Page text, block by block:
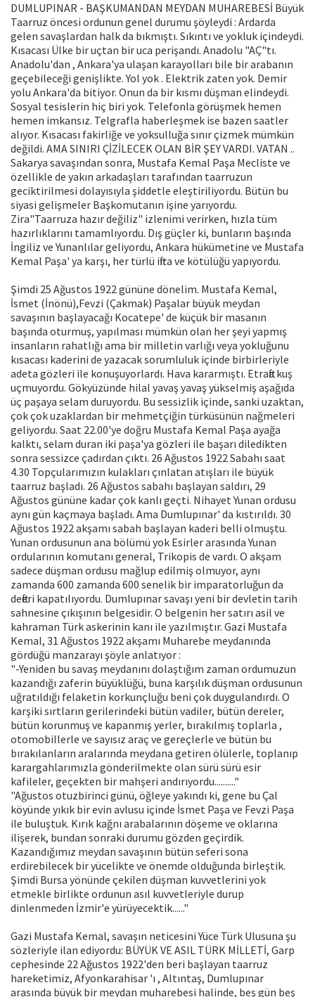
DUMLUPINAR - BAŞKUMANDAN MEYDAN MUHAREBESİ Büyük
Taarruz öncesi ordunun genel durumu şöyleydi : Ardarda
gelen savaşlardan halk da bıkmıştı. Sıkıntı ve yokluk içindeydi.
Kısacası Ülke bir uçtan bir uca perişandı. Anadolu "AÇ"tı.
Anadolu'dan , Ankara'ya ulaşan karayolları bile bir arabanın
geçebileceği genişlikte. Yol yok . Elektrik zaten yok. Demir
yolu Ankara'da bitiyor. Onun da bir kısmı düşman elindeydi.
Sosyal tesislerin hiç biri yok. Telefonla görüşmek hemen
hemen imkansız. Telgrafla haberleşmek ise bazen saatler
alıyor. Kısacası fakirliğe ve yoksulluğa sınır çizmek mümkün
değildi. AMA SINIRI ÇİZİLECEK OLAN BİR ŞEY VARDI. VATAN ..
Sakarya savaşından sonra, Mustafa Kemal Paşa Mecliste ve
özellikle de yakın arkadaşları tarafından taarruzun
geciktirilmesi dolayısıyla şiddetle eleştiriliyordu. Bütün bu
siyasi gelişmeler Başkomutanın işine yarıyordu.
Zira"Taarruza hazır değiliz" izlenimi verirken, hızla tüm
hazırlıklarını tamamlıyordu. Dış güçler ki, bunların başında
İngiliz ve Yunanlılar geliyordu, Ankara hükümetine ve Mustafa
Kemal Paşa' ya karşı, her türlü iftira ve kötülüğü yapıyordu.
Şimdi 25 Ağustos 1922 gününe dönelim. Mustafa Kemal,
İsmet (İnönü),Fevzi (Çakmak) Paşalar büyük meydan
savaşının başlayacağı Kocatepe' de küçük bir masanın
başında oturmuş, yapılması mümkün olan her şeyi yapmış
insanların rahatlığı ama bir milletin varlığı veya yokluğunu
kısacası kaderini de yazacak sorumluluk içinde birbirleriyle
adeta gözleri ile konuşuyorlardı. Hava kararmıştı. Etrafta kuş
uçmuyordu. Gökyüzünde hilal yavaş yavaş yükselmiş aşağıda
üç paşaya selam duruyordu. Bu sessizlik içinde, sanki uzaktan,
çok çok uzaklardan bir mehmetçiğin türküsünün nağmeleri
geliyordu. Saat 22.00'ye doğru Mustafa Kemal Paşa ayağa
kalktı, selam duran iki paşa'ya gözleri ile başarı diledikten
sonra sessizce çadırdan çıktı. 26 Ağustos 1922 Sabahı saat
4.30 Topçularımızın kulakları çınlatan atışları ile büyük
taarruz başladı. 26 Ağustos sabahı başlayan saldırı, 29
Ağustos gününe kadar çok kanlı geçti. Nihayet Yunan ordusu
aynı gün kaçmaya başladı. Ama Dumlupınar' da kıstırıldı. 30
Ağustos 1922 akşamı sabah başlayan kaderi belli olmuştu.
Yunan ordusunun ana bölümü yok Esirler arasında Yunan
ordularının komutanı general, Trikopis de vardı. O akşam
sadece düşman ordusu mağlup edilmiş olmuyor, aynı
zamanda 600 zamanda 600 senelik bir imparatorluğun da
defteri kapatılıyordu. Dumlupınar savaşı yeni bir devletin tarih
sahnesine çıkışının belgesidir. O belgenin her satırı asil ve
kahraman Türk askerinin kanı ile yazılmıştır. Gazi Mustafa
Kemal, 31 Ağustos 1922 akşamı Muharebe meydanında
gördüğü manzarayı şöyle anlatıyor :
"-Yeniden bu savaş meydanını dolaştığım zaman ordumuzun
kazandığı zaferin büyüklüğü, buna karşılık düşman ordusunun
uğratıldığı felaketin korkunçluğu beni çok duygulandırdı. O
karşiki sırtların gerilerindeki bütün vadiler, bütün dereler,
bütün korunmuş ve kapanmış yerler, bırakılmış toplarla ,
otomobillerle ve sayısız araç ve gereçlerle ve bütün bu
bırakılanların aralarında meydana getiren ölülerle, toplanıp
karargahlarımızla gönderilmekte olan sürü sürü esir
kafileler, geçekten bir mahşeri andırıyordu.........."
"Ağustos otuzbirinci günü, öğleye yakındı ki, gene bu Çal
köyünde yıkık bir evin avlusu içinde İsmet Paşa ve Fevzi Paşa
ile buluştuk. Kırık kağnı arabalarının döşeme ve oklarına
ilişerek, bundan sonraki durumu gözden geçirdik.
Kazandığımız meydan savaşının bütün seferi sona
erdirebilecek bir yücelikte ve önemde olduğunda birleştik.
Şimdi Bursa yönünde çekilen düşman kuvvetlerini yok
etmekle birlikte ordunun asıl kuvvetleriyle durup
dinlenmeden İzmir'e yürüyecektik......"
Gazi Mustafa Kemal, savaşın neticesini Yüce Türk Ulusuna şu
sözleriyle ilan ediyordu: BÜYÜK VE ASIL TÜRK MİLLETİ, Garp
cephesinde 22 Ağustos 1922'den beri başlayan taarruz
hareketimiz, Afyonkarahisar 'ı , Altıntaş, Dumlupınar
arasında büyük bir meydan muharebesi halinde, beş gün beş